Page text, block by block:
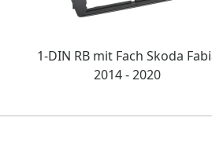
1-DIN RB mit Fach Skoda
2014 - 2020